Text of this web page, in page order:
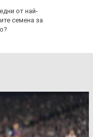
от най-
семена за